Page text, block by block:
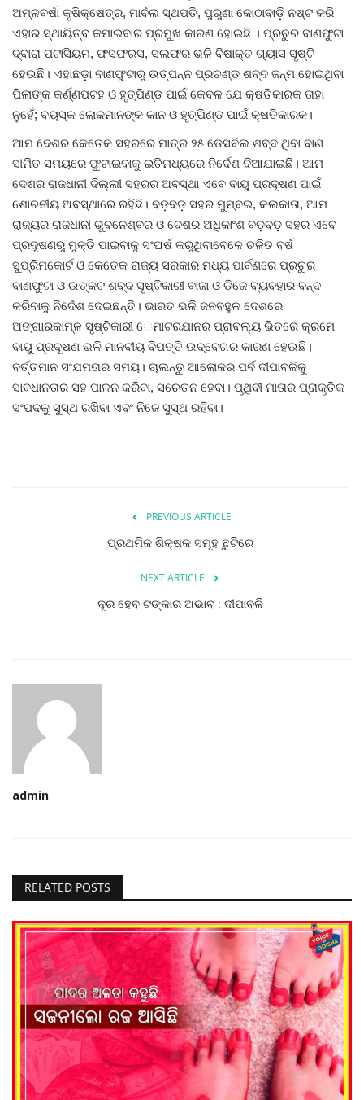
ଅମ୍ଳବର୍ଷା କୃଷିକ୍ଷେତ୍ର, ମାର୍ବଲ ସ୍ଥପତି, ପୁରୁଣା କୋଠାବାଡ଼ି ନଷ୍ଟ କରି
ଏହାର ସ୍ଥାୟିତ୍ବ କମାଇବାର ପ୍ରମୁଖ କାରଣ ହୋଇଛି । ପ୍ରଚୁର ବାଣଫୁଟା
ଦ୍ବାରା ପଟାସିୟମ, ଫସଫରସ, ସଲଫର ଭଳି ବିଷାକ୍ତ ଗ୍ୟାସ ସୃଷ୍ଟି
ହେଉଛି। ଏହାଛଡ଼ା ବାଣଫୁଟାରୁ ଉତ୍ପନ୍ନ ପ୍ରଚଣ୍ଡ ଶବ୍ଦ ଜନ୍ମ ହୋଇଥିବା
ପିଲାଙ୍କ କର୍ଣ୍ଣପଟହ ଓ ହୃତ୍‌ପିଣ୍ଡ ପାଇଁ କେବଳ ଯେ କ୍ଷତିକାରକ ତାହା
ନୁହେଁ; ବୟସ୍କ ଲୋକମାନଙ୍କ କାନ ଓ ହୃତ୍‌ପିଣ୍ଡ ପାଇଁ କ୍ଷତିକାରକ।
ଆମ ଦେଶର କେତେକ ସହରରେ ମାତ୍ର ୨୫ ଡେସବିଲ ଶବ୍ଦ ଥିବା ବାଣ
ସୀମିତ ସମୟରେ ଫୁଟାଇବାକୁ ଇତିମଧ୍ୟରେ ନିର୍ଦେଶ ଦିଆଯାଇଛି। ଆମ
ଦେଶର ରାଜଧାନୀ ଦିଲ୍ଲୀ ସହରର ଅବସ୍ଥା ଏବେ ବାୟୁ ପ୍ରଦୂଷଣ ପାଇଁ
ଶୋଚନୀୟ ଅବସ୍ଥାରେ ରହିଛି। ବଡ଼ବଡ଼ ସହର ମୁମ୍ବଇ, କଲକାତା, ଆମ
ରାଜ୍ୟର ରାଜଧାନୀ ଭୁବନେଶ୍ବର ଓ ଦେଶର ଅଧିକାଂଶ ବଡ଼ବଡ଼ ସହର ଏବେ
ପ୍ରଦୂଷଣରୁ ମୁକ୍ତି ପାଇବାକୁ ସଂଘର୍ଷ କରୁଥିବାବେଳେ ଚଳିତ ବର୍ଷ
ସୁପ୍ରିମକୋର୍ଟ ଓ କେତେକ ରାଜ୍ୟ ସରକାର ମଧ୍ୟ ପାର୍ବଣରେ ପ୍ରଚୁର
ବାଣଫୁଟା ଓ ଉତ୍କଟ ଶବ୍ଦ ସୃଷ୍ଟିକାରୀ ବାଜା ଓ ଡିଜେ ବ୍ୟବହାର ବନ୍ଦ
କରିବାକୁ ନିର୍ଦେଶ ଦେଇଛନ୍ତି। ଭାରତ ଭଳି ଜନବହୁଳ ଦେଶରେ
ଅଙ୍ଗାରକାମ୍ଳ ସୃଷ୍ଟିକାରୀ ​‌େ‌ମାଟରଯାନର ପ୍ରାବଲ୍ୟ ଭିତରେ କ୍ରମେ
ବାୟୁ ପ୍ରଦୂଷଣ ଭଳି ମାନବୀୟ ବିପତ୍ତି ଉଦ୍‌ବେଗର କାରଣ ହେଉଛି।
ବର୍ତ୍ତମାନ ସଂଯମତାର ସମୟ। ଚାଲନ୍ତୁ ଆଲୋକର ପର୍ବ ଦୀପାବଳିକୁ
ସାବଧାନତାର ସହ ପାଳନ କରିବା, ସଚେତନ ହେବା। ପୃଥିବୀ ମାତାର ପ୍ରାକୃତିକ
ସଂପଦକୁ ସୁସ୍ଥ ରଖିବା ଏବଂ ନିଜେ ସୁସ୍ଥ ରହିବା।
PREVIOUS ARTICLE
ପ୍ରଥମିକ ଶିକ୍ଷକ ସମୂହ ଛୁଟିରେ
NEXT ARTICLE
ଦୂର ହେବ ଟଙ୍କାର ଅଭାବ : ଦୀପାବଳି
admin
RELATED POSTS